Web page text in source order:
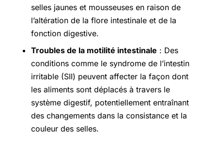
selles jaunes et mousseuses en raison de
l’altération de la flore intestinale et de la
fonction digestive.
Troubles de la motilité intestinale : Des
conditions comme le syndrome de l’intestin
irritable (SII) peuvent affecter la façon dont
les aliments sont déplacés à travers le
système digestif, potentiellement entraînant
des changements dans la consistance et la
couleur des selles.